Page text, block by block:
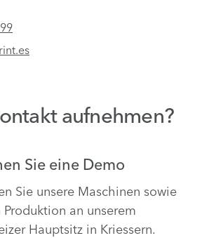
aufnehmen?
Sie eine Demo
Sie unsere Maschinen sowie
Produktion an unserem
Hauptsitz in Kriessern.